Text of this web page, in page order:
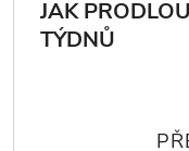
JAK
TÝDNŮ